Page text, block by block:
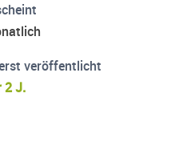
veröffentlicht
2 J.